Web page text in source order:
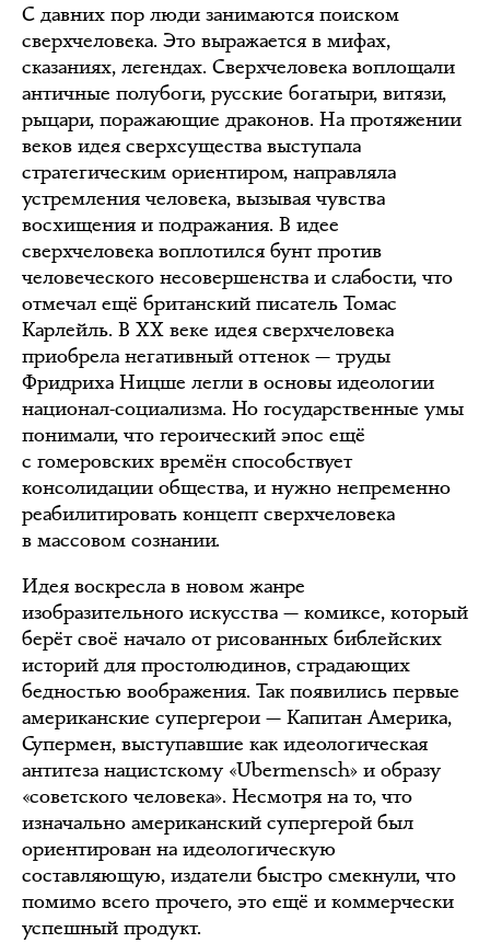
С давних пор люди занимаются поиском
сверхчеловека. Это выражается в мифах,
сказаниях, легендах. Сверхчеловека воплощали
античные полубоги, русские богатыри, витязи,
рыцари, поражающие драконов. На протяжении
веков идея сверхсущества выступала
стратегическим ориентиром, направляла
устремления человека, вызывая чувства
восхищения и подражания. В идее
сверхчеловека воплотился бунт против
человеческого несовершенства и слабости, что
отмечал ещё британский писатель Томас
Карлейль. В ХХ веке идея сверхчеловека
приобрела негативный оттенок — труды
Фридриха Ницше легли в основы идеологии
национал-социализма. Но государственные умы
понимали, что героический эпос ещё
с гомеровских времён способствует
консолидации общества, и нужно непременно
реабилитировать концепт сверхчеловека
в массовом сознании.
Идея воскресла в новом жанре
изобразительного искусства — комиксе, который
берёт своё начало от рисованных библейских
историй для простолюдинов, страдающих
бедностью воображения. Так появились первые
американские супергерои — Капитан Америка,
Супермен, выступавшие как идеологическая
антитеза нацистскому «Ubermensch» и образу
«советского человека». Несмотря на то, что
изначально американский супергерой был
ориентирован на идеологическую
составляющую, издатели быстро смекнули, что
помимо всего прочего, это ещё и коммерчески
успешный продукт.